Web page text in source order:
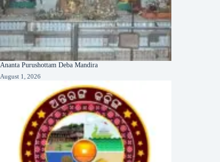
Ananta Purushottam Deba Mandira
August 1, 2026